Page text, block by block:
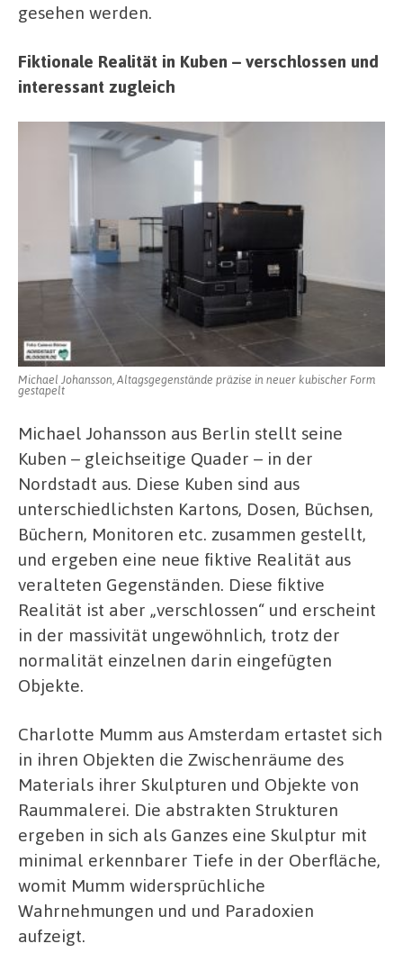
gesehen werden.
Fiktionale Realität in Kuben – verschlossen und
interessant zugleich
Michael Johansson, Altagsgegenstände präzise in neuer kubischer Form
gestapelt
Michael Johansson aus Berlin stellt seine
Kuben – gleichseitige Quader – in der
Nordstadt aus. Diese Kuben sind aus
unterschiedlichsten Kartons, Dosen, Büchsen,
Büchern, Monitoren etc. zusammen gestellt,
und ergeben eine neue fiktive Realität aus
veralteten Gegenständen. Diese fiktive
Realität ist aber „verschlossen“ und erscheint
in der massivität ungewöhnlich, trotz der
normalität einzelnen darin eingefügten
Objekte.
Charlotte Mumm aus Amsterdam ertastet sich
in ihren Objekten die Zwischenräume des
Materials ihrer Skulpturen und Objekte von
Raummalerei. Die abstrakten Strukturen
ergeben in sich als Ganzes eine Skulptur mit
minimal erkennbarer Tiefe in der Oberfläche,
womit Mumm widersprüchliche
Wahrnehmungen und und Paradoxien
aufzeigt.